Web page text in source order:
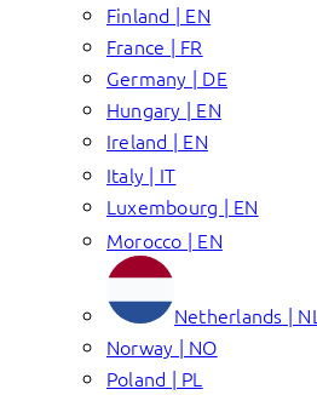
Finland | EN
France | FR
Germany | DE
Hungary | EN
Ireland | EN
Italy | IT
Luxembourg | EN
Morocco | EN
Netherlands | NL
Norway | NO
Poland | PL